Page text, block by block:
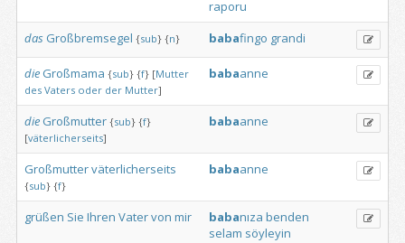
raporu
das Großbremsegel {sub} {n} babafingo grandi
die Großmama {sub} {f} [Mutter
des Vaters oder der Mutter]
babaanne
die Großmutter {sub} {f}
[väterlicherseits]
babaanne
Großmutterväterlicherseits
{sub} {f}
babaanne
grüßen Sie Ihren Vatervon mir babanıza benden
selam söyleyin